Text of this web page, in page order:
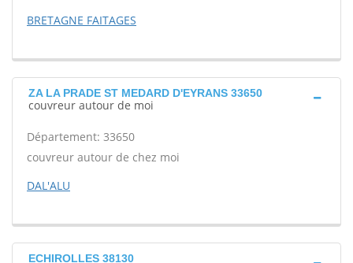
BRETAGNE FAITAGES
ZA LA PRADE ST MEDARD D'EYRANS 33650
couvreur autour de moi
Département: 33650
couvreur autour de chez moi
DAL'ALU
ECHIROLLES 38130